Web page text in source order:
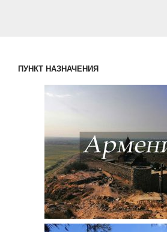
ПУНКТ НАЗНАЧЕНИЯ